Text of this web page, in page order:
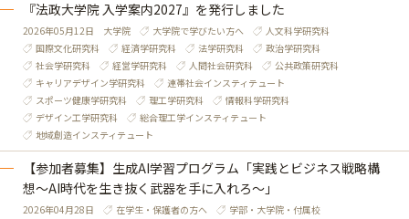
『法政大学院 入学案内2027』を発行しました
2026年05月12日 大学院 大学院で学びたい方へ
人文科学研究科
国際文化研究科
経済学研究科 法学研究科
政治学研究科
社会学研究科
経営学研究科 人間社会研究科
公共政策研究科
キャリアデザイン学研究科
連帯社会インスティテュート
スポーツ健康学研究科
理工学研究科
情報科学研究科
デザイン工学研究科
総合理工学インスティテュート
地域創造インスティテュート
【参加者募集】生成AI学習プログラム「実践とビジネス戦略構
想～AI時代を生き抜く武器を手に入れろ～」
2026年04月28日 在学生・保護者の方へ
学部・大学院・付属校